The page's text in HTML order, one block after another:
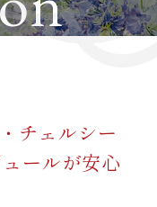
チェルシー
ールが安心